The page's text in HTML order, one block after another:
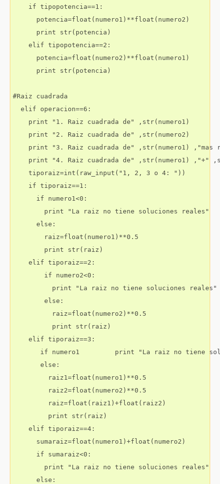
    if tipopotencia==1:
      potencia=float(numero1)**float(numero2)
      print str(potencia)
    elif tipopotencia==2:
      potencia=float(numero2)**float(numero1)
      print str(potencia)
#Raiz cuadrada
  elif operacion==6:
    print "1. Raiz cuadrada de" ,str(numero1)
    print "2. Raiz cuadrada de" ,str(numero2)
print "3. Raiz cuadrada de" ,str(numero1) ,"mas
print "4. Raiz cuadrada de" ,str(numero1) ,"+"
    tiporaiz=int(raw_input("1, 2, 3 o 4: "))
    if tiporaiz==1:
      if numero1<0:
        print "La raiz no tiene soluciones reales"
      else:
        raiz=float(numero1)**0.5
        print str(raiz)
    elif tiporaiz==2:
        if numero2<0:
          print "La raiz no tiene soluciones reales"
        else:
          raiz=float(numero2)**0.5
          print str(raiz)
    elif tiporaiz==3:
if numero1         print "La raiz no tiene
       else:
         raiz1=float(numero1)**0.5
         raiz2=float(numero2)**0.5
         raiz=float(raiz1)+float(raiz2)
         print str(raiz)
    elif tiporaiz==4:
      sumaraiz=float(numero1)+float(numero2)
      if sumaraiz<0:
        print "La raiz no tiene soluciones reales"
      else: